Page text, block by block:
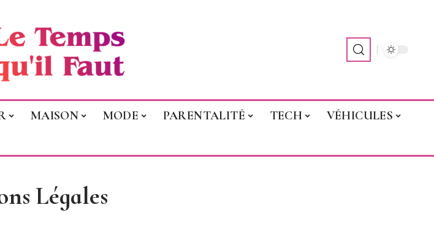
MAISON MODE PARENTALITÉ TECH
VÉHICULES
Légales